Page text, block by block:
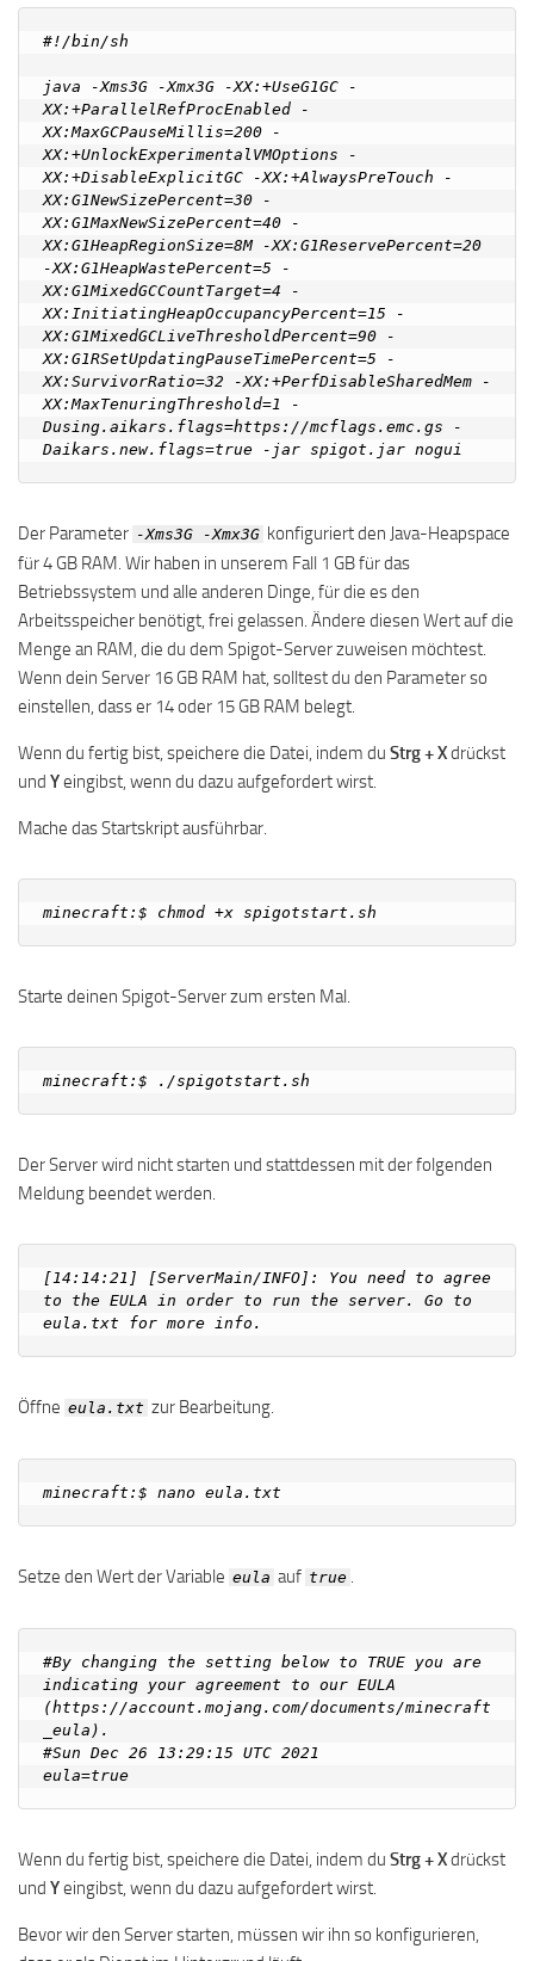
#!/bin/sh
java -Xms3G -Xmx3G -XX:+UseG1GC -
XX:+ParallelRefProcEnabled -
XX:MaxGCPauseMillis=200 -
XX:+UnlockExperimentalVMOptions -
XX:+DisableExplicitGC -XX:+AlwaysPreTouch -
XX:G1NewSizePercent=30 -
XX:G1MaxNewSizePercent=40 -
XX:G1HeapRegionSize=8M -XX:G1ReservePercent=20
-XX:G1HeapWastePercent=5 -
XX:G1MixedGCCountTarget=4 -
XX:InitiatingHeapOccupancyPercent=15 -
XX:G1MixedGCLiveThresholdPercent=90 -
XX:G1RSetUpdatingPauseTimePercent=5 -
XX:SurvivorRatio=32 -XX:+PerfDisableSharedMem -
XX:MaxTenuringThreshold=1 -
Dusing.aikars.flags=https://mcflags.emc.gs -
Der Parameter -Xms3G -Xmx3G konfiguriert den Java-Heapspace
für 4 GB RAM. Wir haben in unserem Fall 1 GB für das
Betriebssystem und alle anderen Dinge, für die es den
Arbeitsspeicher benötigt, frei gelassen. Ändere diesen Wert auf die
Menge an RAM, die du dem Spigot-Server zuweisen möchtest.
Wenn dein Server 16 GB RAM hat, solltest du den Parameter so
einstellen, dass er 14 oder 15 GB RAM belegt.
Wenn du fertig bist, speichere die Datei, indem du Strg + Xdrückst
und Yeingibst, wenn du dazu aufgefordert wirst.
Mache das Startskript ausführbar.
Starte deinen Spigot-Server zum ersten Mal.
Der Server wird nicht starten und stattdessen mit der folgenden
Meldung beendet werden.
[14:14:21] [ServerMain/INFO]: You need to agree
to the EULA in order to run the server. Go to
Öffne eula.txt zur Bearbeitung.
Setze den Wert der Variable eula auf true .
#By changing the setting below to TRUE you are
indicating your agreement to our EULA
(https://account.mojang.com/documents/minecraft
_eula).
#Sun Dec 26 13:29:15 UTC 2021
Wenn du fertig bist, speichere die Datei, indem du Strg + Xdrückst
und Yeingibst, wenn du dazu aufgefordert wirst.
Bevor wir den Server starten, müssen wir ihn so konfigurieren,